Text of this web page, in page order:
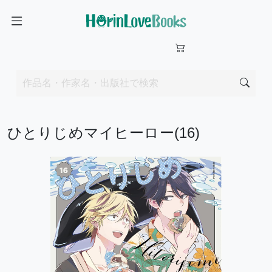
ひとりじめマイヒーロー(16)